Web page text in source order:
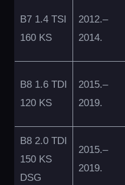
B7 1.4 TSI
160 KS
2012.–
2014.
B8 1.6 TDI
120 KS
2015.–
2019.
B8 2.0 TDI
150 KS
DSG
2015.–
2019.